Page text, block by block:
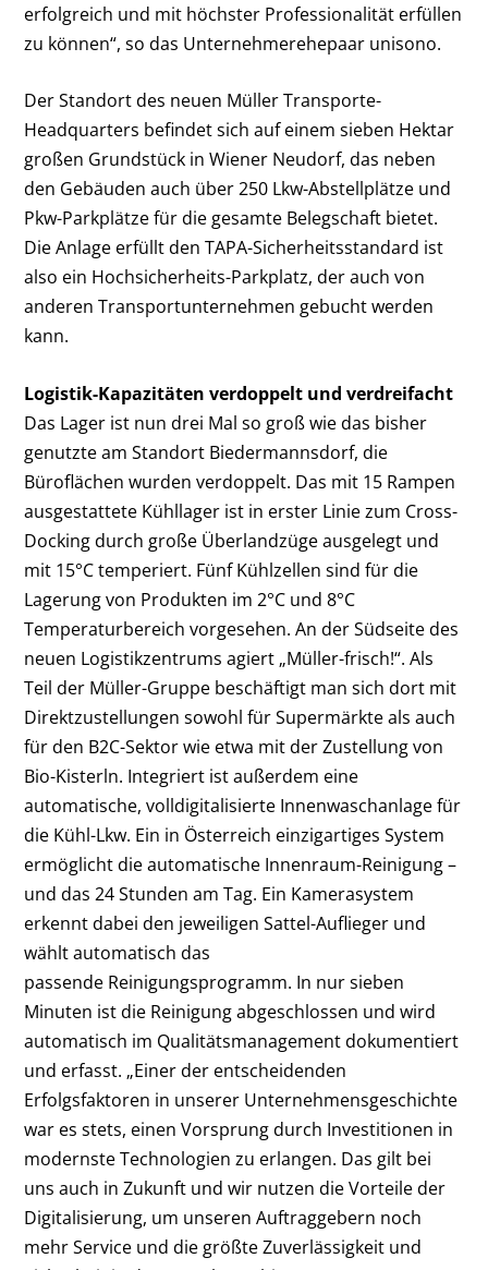
erfolgreich und mit höchster Professionalität erfüllen
zu können“, so das Unternehmerehepaar unisono.
Der Standort des neuen Müller Transporte-
Headquarters befindet sich auf einem sieben Hektar
großen Grundstück in Wiener Neudorf, das neben
den Gebäuden auch über 250 Lkw-Abstellplätze und
Pkw-Parkplätze für die gesamte Belegschaft bietet.
Die Anlage erfüllt den TAPA-Sicherheitsstandard ist
also ein Hochsicherheits-Parkplatz, der auch von
anderen Transportunternehmen gebucht werden
kann.
Logistik-Kapazitäten verdoppelt und verdreifacht
Das Lager ist nun drei Mal so groß wie das bisher
genutzte am Standort Biedermannsdorf, die
Büroflächen wurden verdoppelt. Das mit 15 Rampen
ausgestattete Kühllager ist in erster Linie zum Cross-
Docking durch große Überlandzüge ausgelegt und
mit 15°C temperiert. Fünf Kühlzellen sind für die
Lagerung von Produkten im 2°C und 8°C
Temperaturbereich vorgesehen. An der Südseite des
neuen Logistikzentrums agiert „Müller-frisch!“. Als
Teil der Müller-Gruppe beschäftigt man sich dort mit
Direktzustellungen sowohl für Supermärkte als auch
für den B2C-Sektor wie etwa mit der Zustellung von
Bio-Kisterln. Integriert ist außerdem eine
automatische, volldigitalisierte Innenwaschanlage für
die Kühl-Lkw. Ein in Österreich einzigartiges System
ermöglicht die automatische Innenraum-Reinigung –
und das 24 Stunden am Tag. Ein Kamerasystem
erkennt dabei den jeweiligen Sattel-Auflieger und
wählt automatisch das
passende Reinigungsprogramm. In nur sieben
Minuten ist die Reinigung abgeschlossen und wird
automatisch im Qualitätsmanagement dokumentiert
und erfasst. „Einer der entscheidenden
Erfolgsfaktoren in unserer Unternehmensgeschichte
war es stets, einen Vorsprung durch Investitionen in
modernste Technologien zu erlangen. Das gilt bei
uns auch in Zukunft und wir nutzen die Vorteile der
Digitalisierung, um unseren Auftraggebern noch
mehr Service und die größte Zuverlässigkeit und